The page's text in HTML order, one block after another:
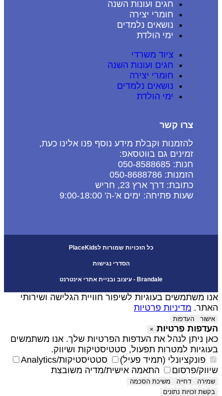
חגים ועונות השנה
חומרי יצירה
נושאים נלמדים
ימי הולדת
ציוד משרדי
חגים ועונות השנה
חומרי יצירה
נושאים נלמדים
ימי הולדת
צרו קשר
להזמנות וקבלת מידע נוסף פנו אלינו כעת,
זמינים גם בווטסאפ:
חנות: 050-8588685
הזמנות: 050-8688786
כתובת: דרך ארץ 23, חריש
שעות פתיחה: ימים א'-ה' 9:00-18:00
כל הזכויות שמורות לPlaceKids
הסדרי נגישות
Brandale - עיצוב ובניית אתרי אינטרנט
משתמשים בעוגיות לשיפור חוויית הגלישה ושירותי
מדיניות פרטיות
אישור העדפות
פרטיות ×
ניתן לנהל את העדפות הפרטיות שלך. אנו משתמשים
למטרות תפעול, סטטיסטיקות ושיווק.
פונקציונלי (תמיד פעיל)
סטטיסטיקות/Analytics
פרסום
התאמה אישית/מדיה משובצת
שמירה דחייה
משיכת הסכמה
בקשת זכויות נתונים